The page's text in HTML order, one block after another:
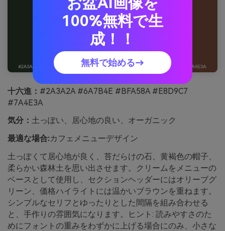
十六進： #2A3A2A #6A7B4E #BFA58A #E8D9C7
#7A4E3A
気分： 土っぽい、居心地の良い、オーガニック
最適な場合:カフェメニューデザイン
土っぽくて居心地が良く、苔だらけの石、黄褐色の帽子、
柔らかい森林土を思い出させます。クリームをメニューの
ベースとして使用し、セクションヘッダーにはオリーブグ
リーン、価格ハイライトには温かいブラウンを重ねます。
シンプルなセリフとゆったりとした間隔を組み合わせる
と、手作りの雰囲気になります。ヒント: 読みやすさのた
めにフォントの重みをわずかに上げる場合にのみ、小さな
100%無料で生
成！！
無料で始める→